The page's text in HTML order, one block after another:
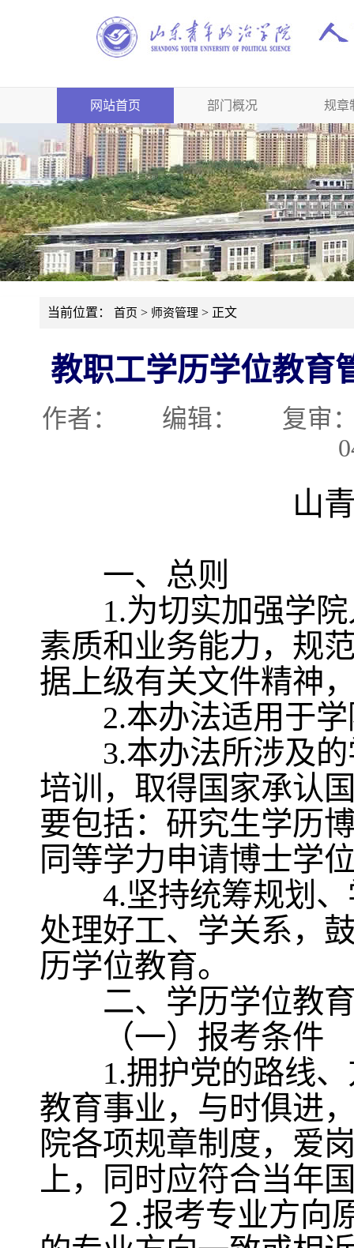
网站首页 部门概况 规章
当前位置： 首页 > 师资管理 > 正文
教职工学历学位教育
作者： 编辑： 复
山青
一、总则
1.为切实加强学院
素质和业务能力，规
据上级有关文件精神
2.本办法适用于学
3.本办法所涉及的
培训，取得国家承认
要包括：研究生学历
同等学力申请博士学
4.坚持统筹规划、
处理好工、学关系，
历学位教育。
二、学历学位教育
（一）报考条件
1.拥护党的路线、
教育事业，与时俱进
院各项规章制度，爱
上，同时应符合当年
２.报考专业方向原